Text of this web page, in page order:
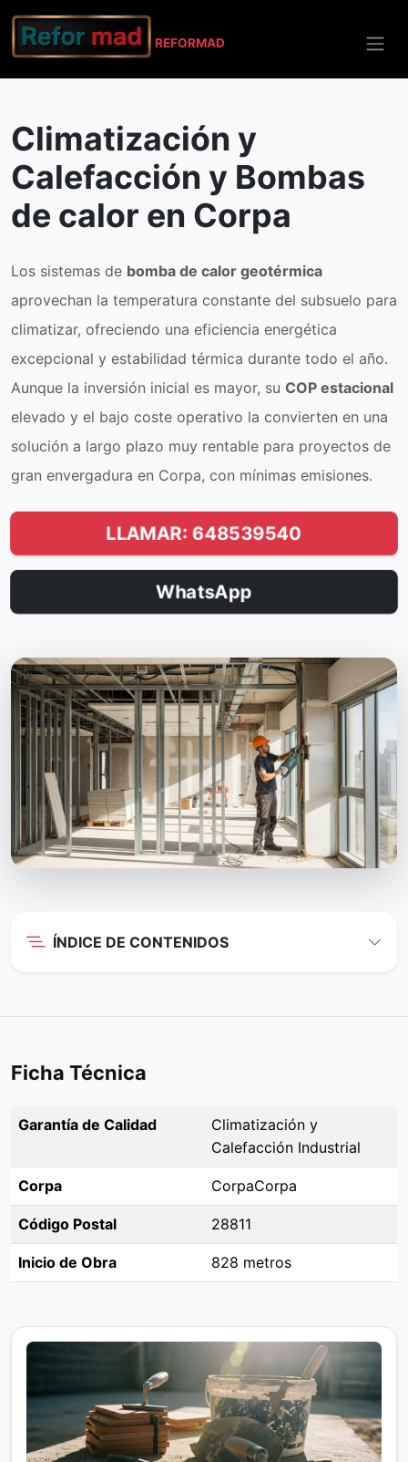
REFORMAD
Inicio Corpa Climatización y Calefacción
Climatización y
Calefacción y Bombas
de calor en Corpa
Los sistemas de bomba de calor geotérmica
aprovechan la temperatura constante del subsuelo para
climatizar, ofreciendo una eficiencia energética
excepcional y estabilidad térmica durante todo el año.
Aunque la inversión inicial es mayor, su COP estacional
elevado y el bajo coste operativo la convierten en una
solución a largo plazo muy rentable para proyectos de
gran envergadura en Corpa, con mínimas emisiones.
LLAMAR: 648539540
WhatsApp
ÍNDICE DE CONTENIDOS
Ficha Técnica
Garantía de Calidad
Climatización y
Calefacción Industrial
Corpa CorpaCorpa
Código Postal 28811
Inicio de Obra 828 metros